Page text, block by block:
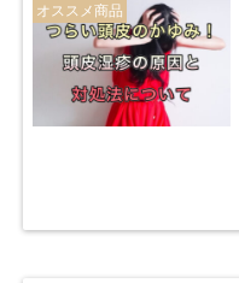
オススメ商品